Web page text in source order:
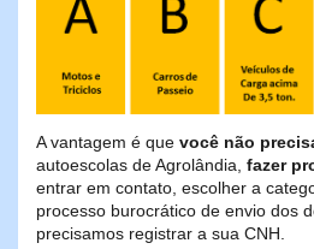
A vantagem é que você não
autoescolas de Agrolândia, fazer
entrar em contato, escolher a
processo burocrático de envio dos
precisamos registrar a sua CNH.